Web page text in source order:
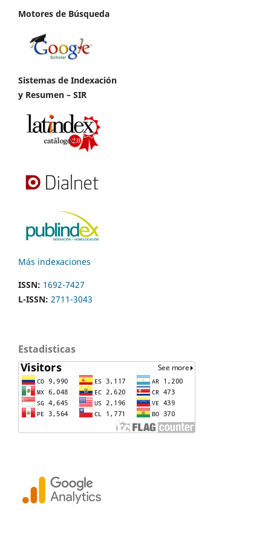
Motores de Búsqueda
Sistemas de Indexación
y Resumen – SIR
Más indexaciones
ISSN: 1692-7427
L-ISSN: 2711-3043
Estadisticas